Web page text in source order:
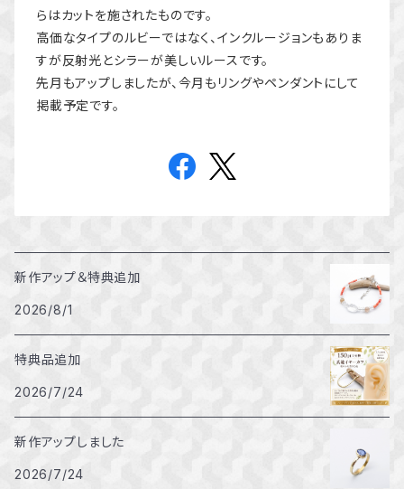
らはカットを施されたものです。
高価なタイプのルビーではなく、インクルージョンもありま
すが反射光とシラーが美しいルースです。
先月もアップしましたが、今月もリングやペンダントにして
掲載予定です。
新作アップ＆特典追加
2026/8/1
特典品追加
2026/7/24
新作アップしました
2026/7/24